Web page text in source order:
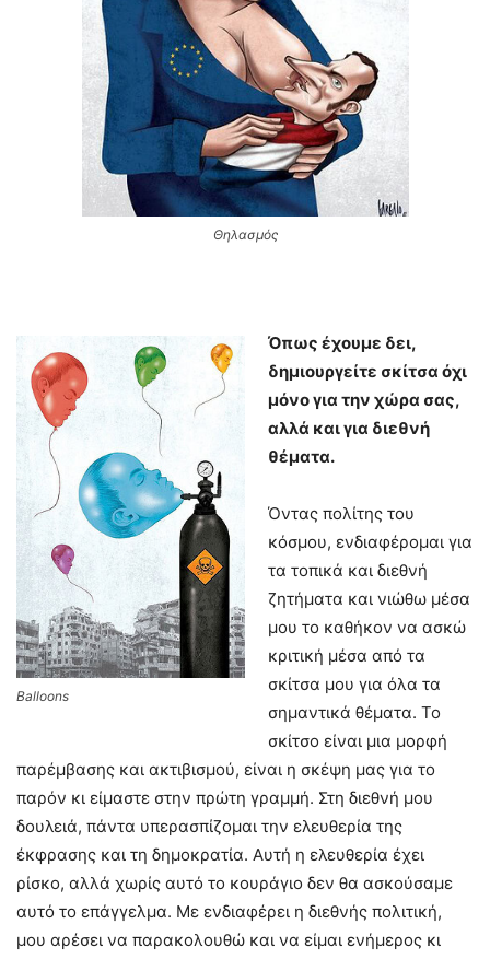
Θηλασμός
Balloons
Όπως έχουμε δει,
δημιουργείτε σκίτσα όχι
μόνο για την χώρα σας,
αλλά και για διεθνή
θέματα.
Όντας πολίτης του
κόσμου, ενδιαφέρομαι για
τα τοπικά και διεθνή
ζητήματα και νιώθω μέσα
μου το καθήκον να ασκώ
κριτική μέσα από τα
σκίτσα μου για όλα τα
σημαντικά θέματα. Το
σκίτσο είναι μια μορφή
παρέμβασης και ακτιβισμού, είναι η σκέψη μας για το
παρόν κι είμαστε στην πρώτη γραμμή. Στη διεθνή μου
δουλειά, πάντα υπερασπίζομαι την ελευθερία της
έκφρασης και τη δημοκρατία. Αυτή η ελευθερία έχει
ρίσκο, αλλά χωρίς αυτό το κουράγιο δεν θα ασκούσαμε
αυτό το επάγγελμα. Με ενδιαφέρει η διεθνής πολιτική,
μου αρέσει να παρακολουθώ και να είμαι ενήμερος κι